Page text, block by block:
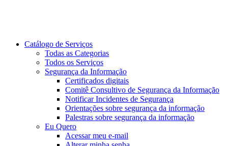
Catálogo de Serviços
Todas as Categorias
Todos os Serviços
Segurança da Informação
Certificados digitais
Comitê Consultivo de Segurança da Informação
Notificar Incidentes de Segurança
Orientações sobre segurança da informação
Palestras sobre segurança da informação
Eu Quero
Acessar meu e-mail